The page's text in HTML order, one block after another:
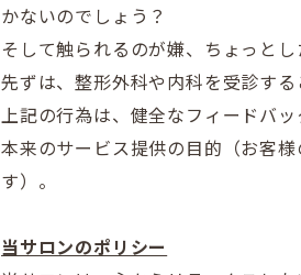
かないのでしょう？
そして触られるのが嫌、ちょっと
先ずは、整形外科や内科を受診する
上記の行為は、健全なフィードバッ
本来のサービス提供の目的（お客様
す）。
当サロンのポリシー